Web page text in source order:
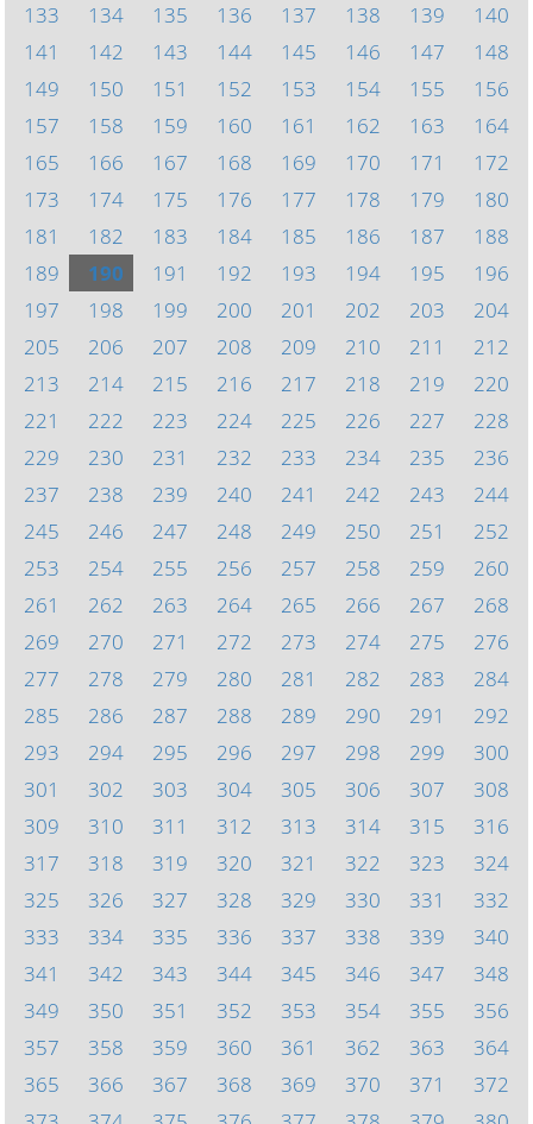
133
134 135 136 137 138 139
140
141
142 143 144 145 146 147
148
149
150 151 152 153 154 155
156
157
158 159 160 161 162 163
164
165
166 167 168 169 170 171
172
173
174 175 176 177 178 179
180
181
182 183 184 185 186 187
188
189
190 191 192 193 194 195
196
197
198 199 200 201 202 203
204
205
206 207 208 209 210 211
212
213
214 215 216 217 218 219
220
221
222 223 224 225 226 227
228
229
230 231 232 233 234 235
236
237
238 239 240 241 242 243
244
245
246 247 248 249 250 251
252
253
254 255 256 257 258 259
260
261
262 263 264 265 266 267
268
269
270 271 272 273 274 275
276
277
278 279 280 281 282 283
284
285
286 287 288 289 290 291
292
293
294 295 296 297 298 299
300
301
302 303 304 305 306 307
308
309
310 311 312 313 314 315
316
317
318 319 320 321 322 323
324
325
326 327 328 329 330 331
332
333
334 335 336 337 338 339
340
341
342 343 344 345 346 347
348
349
350 351 352 353 354 355
356
357
358 359 360 361 362 363
364
365
366 367 368 369 370 371
372